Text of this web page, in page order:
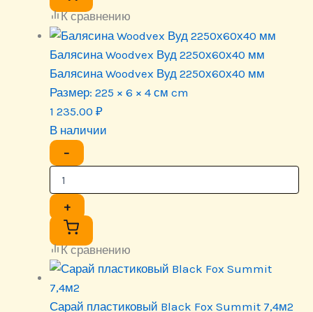
К сравнению
Балясина Woodvex Вуд 2250х60х40 мм
Балясина Woodvex Вуд 2250х60х40 мм
Размер: 225 × 6 × 4 см cm
1 235.00 ₽
В наличии
−
+
К сравнению
Сарай пластиковый Black Fox Summit 7,4м2